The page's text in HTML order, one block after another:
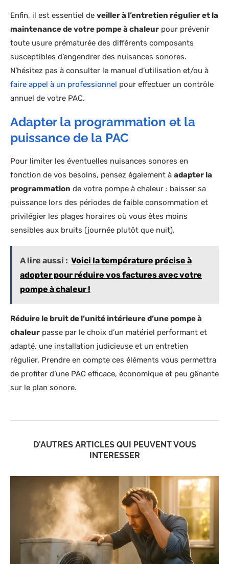
Enfin, il est essentiel de veiller à l’entretien régulier et la
maintenance de votre pompe à chaleur pour prévenir
toute usure prématurée des différents composants
susceptibles d’engendrer des nuisances sonores.
N’hésitez pas à consulter le manuel d’utilisation et/ou à
faire appel à un professionnel pour effectuer un contrôle
annuel de votre PAC.
Adapter la programmation et la
puissance de la PAC
Pour limiter les éventuelles nuisances sonores en
fonction de vos besoins, pensez également à adapter la
programmation de votre pompe à chaleur : baisser sa
puissance lors des périodes de faible consommation et
privilégier les plages horaires où vous êtes moins
sensibles aux bruits (journée plutôt que nuit).
A lire aussi : Voici la température précise à
adopter pour réduire vos factures avec votre
pompe à chaleur !
Réduire le bruit de l’unité intérieure d’une pompe à
chaleur passe par le choix d’un matériel performant et
adapté, une installation judicieuse et un entretien
régulier. Prendre en compte ces éléments vous permettra
de profiter d’une PAC efficace, économique et peu gênante
sur le plan sonore.
D'AUTRES ARTICLES QUI PEUVENT VOUS
INTERESSER